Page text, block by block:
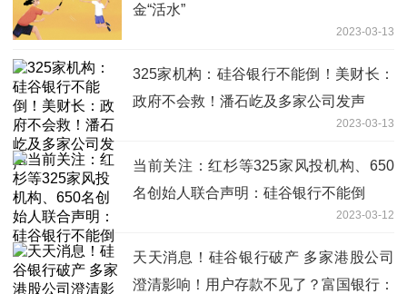
金“活水”
2023-03-13
325家机构：硅谷银行不能倒！美财长：
政府不会救！潘石屹及多家公司发声
2023-03-13
当前关注：红杉等325家风投机构、650
名创始人联合声明：硅谷银行不能倒
2023-03-12
天天消息！硅谷银行破产 多家港股公司
澄清影响！用户存款不见了？富国银行：